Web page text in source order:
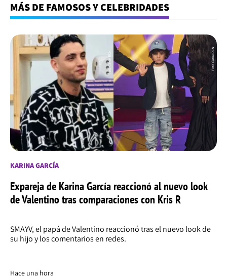
MÁS DE FAMOSOS Y CELEBRIDADES
KARINA GARCÍA
Expareja de Karina García reaccionó al nuevo look
de Valentino tras comparaciones con Kris R
SMAYV, el papá de Valentino reaccionó tras el nuevo look de
su hijo y los comentarios en redes.
Hace una hora